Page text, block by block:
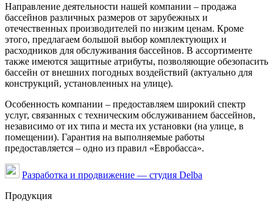
Направление деятельности нашей компании – продажа
бассейнов различных размеров от зарубежных и
отечественных производителей по низким ценам. Кроме
этого, предлагаем большой выбор комплектующих и
расходников для обслуживания бассейнов. В ассортименте
также имеются защитные атрибуты, позволяющие обезопасить
бассейн от внешних погодных воздействий (актуально для
конструкций, установленных на улице).
Особенность компании – предоставляем широкий спектр
услуг, связанных с техническим обслуживанием бассейнов,
независимо от их типа и места их установки (на улице, в
помещении). Гарантия на выполняемые работы
предоставляется – одно из правил «Евробасса».
Разработка и продвижение — студия Delba
Продукция